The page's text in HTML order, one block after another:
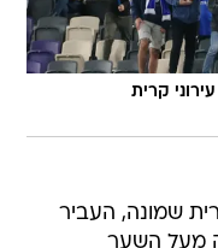
קרית
שמונה, העביר
מעל השער